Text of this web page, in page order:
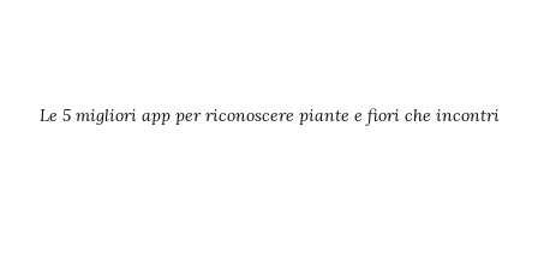
Le 5 migliori app per riconoscere piante e fiori che incontri